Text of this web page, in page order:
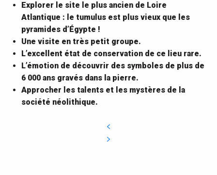
Explorer le site le plus ancien de Loire
Atlantique : le tumulus est plus vieux que les
pyramides d’Égypte !
Une visite en très petit groupe.
L’excellent état de conservation de ce lieu rare.
L’émotion de découvrir des symboles de plus de
6 000 ans gravés dans la pierre.
Approcher les talents et les mystères de la
société néolithique.